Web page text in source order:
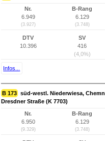
Nr.
6.949
(3.927)
B-Rang
6.129
(3.748)
DTV
10.396
SV
416
(4,0%)
Infos...
B 173 süd-westl. Niederwiesa,
Dresdner Straße (K 7703)
Nr.
6.950
(9.329)
B-Rang
6.129
(3.748)